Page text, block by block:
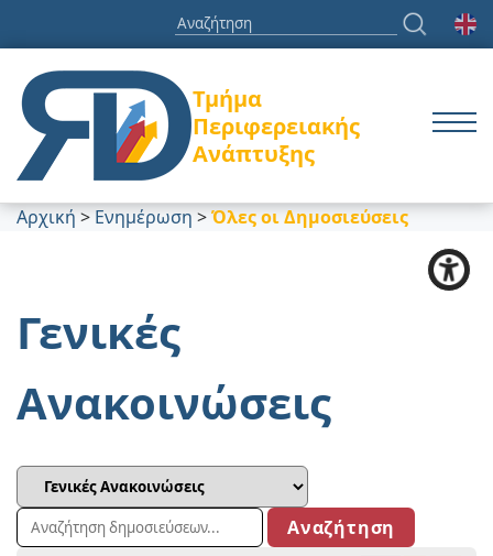
Τμήμα
Περιφερειακής
Ανάπτυξης
Αρχική > Ενημέρωση >Όλες οι Δημοσιεύσεις
Γενικές
Ανακοινώσεις